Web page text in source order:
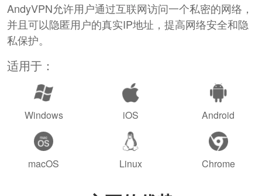
AndyVPN允许用户通过互联网访问一个私密的网络，
并且可以隐匿用户的真实IP地址，提高网络安全和隐
私保护。
适用于：
Windows iOS Android
macOS Linux Chrome